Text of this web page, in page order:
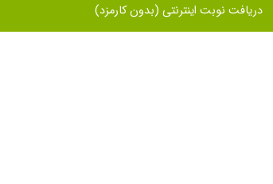
دریافت نوبت اینترنتی (بدون کارمزد)